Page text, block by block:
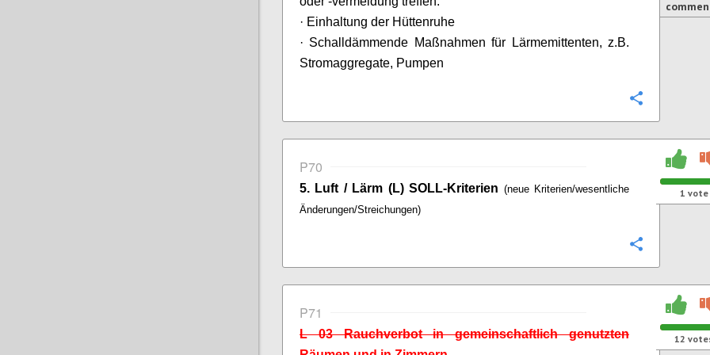
· Einhaltung der Hüttenruhe
· Schalldämmende Maßnahmen für Lärmemittenten, z.B.
Stromaggregate, Pumpen
P70
5. Luft / Lärm (L) SOLL-Kriterien (neue Kriterien/wesentliche
Änderungen/Streichungen)
1 vote
P71
L 03 Rauchverbot in gemeinschaftlich genutzten
12